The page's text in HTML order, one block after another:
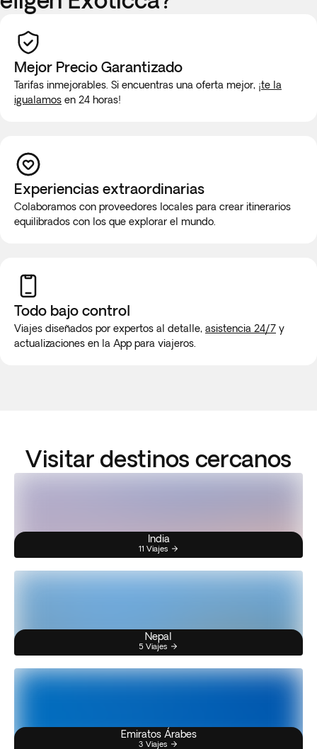
Mejor Precio Garantizado
Tarifas inmejorables. Si encuentras una oferta mejor, ¡te la
igualamos en 24 horas!
Experiencias extraordinarias
Colaboramos con proveedores locales para crear itinerarios
equilibrados con los que explorar el mundo.
Todo bajo control
Viajes diseñados por expertos al detalle, asistencia 24/7 y
actualizaciones en la App para viajeros.
Visitar destinos cercanos
India
11 Viajes
Nepal
5 Viajes
Emiratos Árabes
3 Viajes